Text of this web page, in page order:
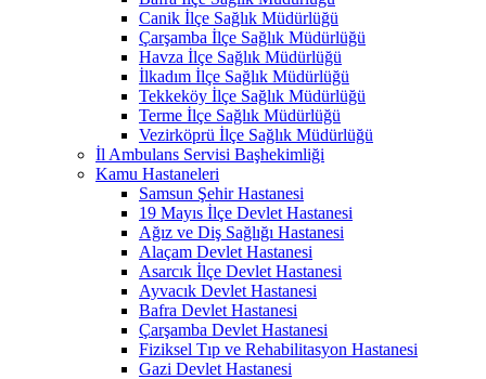
Canik İlçe Sağlık Müdürlüğü
Çarşamba İlçe Sağlık Müdürlüğü
Havza İlçe Sağlık Müdürlüğü
İlkadım İlçe Sağlık Müdürlüğü
Tekkeköy İlçe Sağlık Müdürlüğü
Terme İlçe Sağlık Müdürlüğü
Vezirköprü İlçe Sağlık Müdürlüğü
İl Ambulans Servisi Başhekimliği
Kamu Hastaneleri
Samsun Şehir Hastanesi
19 Mayıs İlçe Devlet Hastanesi
Ağız ve Diş Sağlığı Hastanesi
Alaçam Devlet Hastanesi
Asarcık İlçe Devlet Hastanesi
Ayvacık Devlet Hastanesi
Bafra Devlet Hastanesi
Çarşamba Devlet Hastanesi
Fiziksel Tıp ve Rehabilitasyon Hastanesi
Gazi Devlet Hastanesi